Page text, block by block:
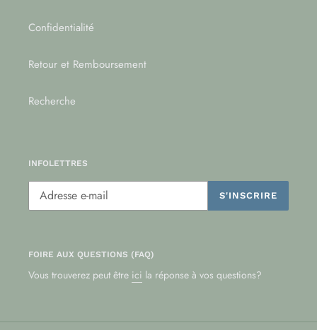
Confidentialité
Retour et Remboursement
Recherche
INFOLETTRES
S'INSCRIRE
FOIRE AUX QUESTIONS (FAQ)
Vous trouverez peut être ici la réponse à vos questions?